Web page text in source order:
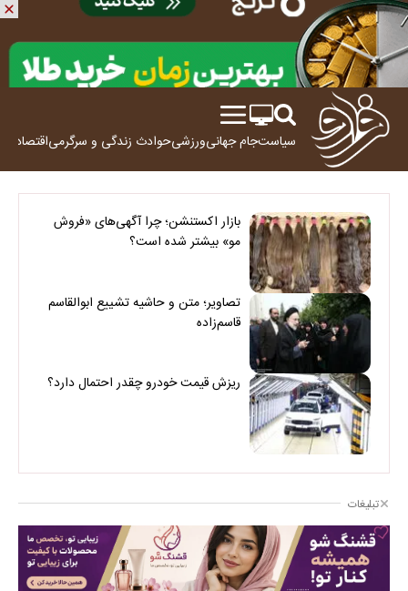
سیاستجام جهانیورزشیحوادث زندگی و سرگرمیاقتصاد
بازار اکستنشن؛ چرا آگهی‌های «فروش
مو» بیشتر شده است؟
تصاویر؛ متن و حاشیه تشییع ابوالقاسم
قاسم‌زاده
ریزش قیمت خودرو چقدر احتمال دارد؟
تبلیغات